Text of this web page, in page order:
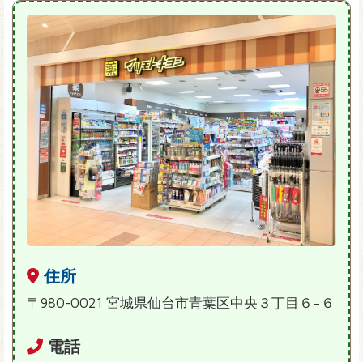
住所
〒980-0021 宮城県仙台市青葉区中央３丁目６−６
電話